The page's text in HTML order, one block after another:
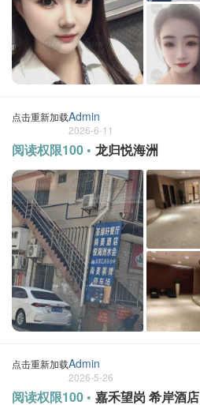
点击重新加载Admin
2026-6-11
阅读权限100 • 龙归悦海洲
点击重新加载Admin
2026-5-26
阅读权限100 • 嘉禾望岗 希岸酒店